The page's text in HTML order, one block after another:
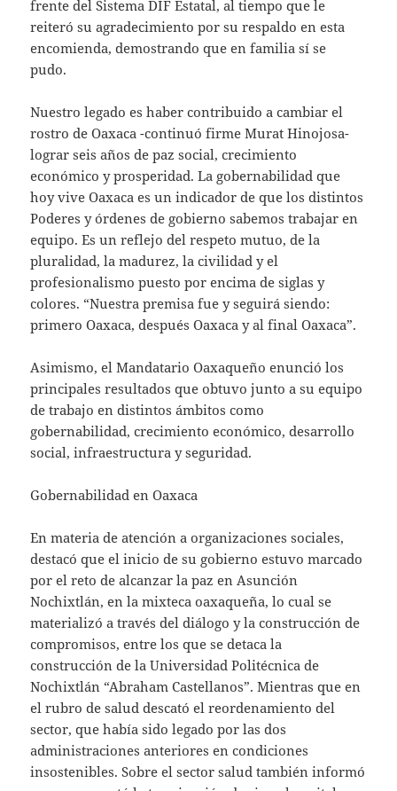
frente del Sistema DIF Estatal, al tiempo que le
reiteró su agradecimiento por su respaldo en esta
encomienda, demostrando que en familia sí se
pudo.
Nuestro legado es haber contribuido a cambiar el
rostro de Oaxaca -continuó firme Murat Hinojosa-
lograr seis años de paz social, crecimiento
económico y prosperidad. La gobernabilidad que
hoy vive Oaxaca es un indicador de que los distintos
Poderes y órdenes de gobierno sabemos trabajar en
equipo. Es un reflejo del respeto mutuo, de la
pluralidad, la madurez, la civilidad y el
profesionalismo puesto por encima de siglas y
colores. “Nuestra premisa fue y seguirá siendo:
primero Oaxaca, después Oaxaca y al final Oaxaca”.
Asimismo, el Mandatario Oaxaqueño enunció los
principales resultados que obtuvo junto a su equipo
de trabajo en distintos ámbitos como
gobernabilidad, crecimiento económico, desarrollo
social, infraestructura y seguridad.
Gobernabilidad en Oaxaca
En materia de atención a organizaciones sociales,
destacó que el inicio de su gobierno estuvo marcado
por el reto de alcanzar la paz en Asunción
Nochixtlán, en la mixteca oaxaqueña, lo cual se
materializó a través del diálogo y la construcción de
compromisos, entre los que se detaca la
construcción de la Universidad Politécnica de
Nochixtlán “Abraham Castellanos”. Mientras que en
el rubro de salud descató el reordenamiento del
sector, que había sido legado por las dos
administraciones anteriores en condiciones
insostenibles. Sobre el sector salud también informó